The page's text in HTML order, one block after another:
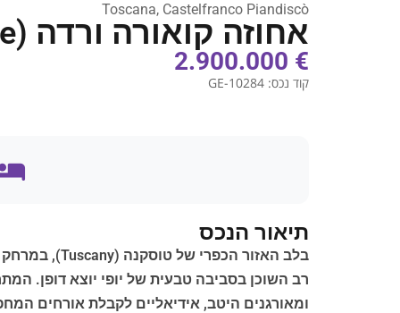
Toscana, Castelfranco Piandiscò
אחוזה קואורה ורדה (Tenuta Cuore Verde)
€ 2.900.000
קוד נכס: GE-10284
תיאור הנכס
ומאורגנים היטב, אידיאליים לקבלת אורחים